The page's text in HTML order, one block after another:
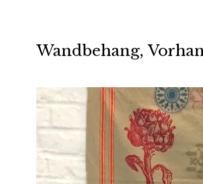
Wandbehang,